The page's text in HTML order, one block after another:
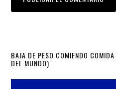
Primary
Sidebar
BAJA DE PESO COMIENDO
DEL MUNDO)